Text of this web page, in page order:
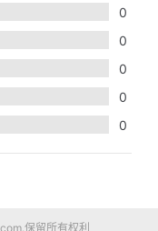
0
0
0
0
0
保留所有权利